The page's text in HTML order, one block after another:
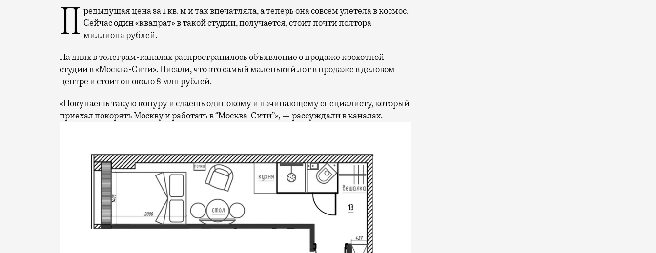
Предыдущая цена за 1 кв. м и так впечатляла, а теперь она совсем улетела в космос. Сейчас один «квадрат» в такой студии, получается, стоит почти полтора
миллиона рублей.
На днях в телеграм-каналах распространилось объявление о продаже крохотной
студии в «Москва-Сити». Писали, что это самый маленький лот в продаже в деловом
центре и стоит он около 8 млн рублей.
«Покупаешь такую конуру и сдаешь одинокому и начинающему специалисту, который
приехал покорять Москву и работать в “Москва-Сити”», — рассуждали в каналах.